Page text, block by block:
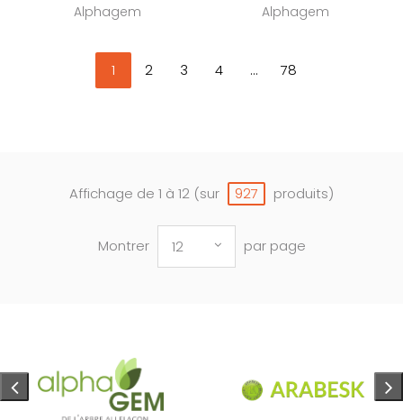
Alphagem Alphagem
1 2 3 4 ... 78
Affichage de 1 à 12 (sur 927 produits)
Montrer 12 par page